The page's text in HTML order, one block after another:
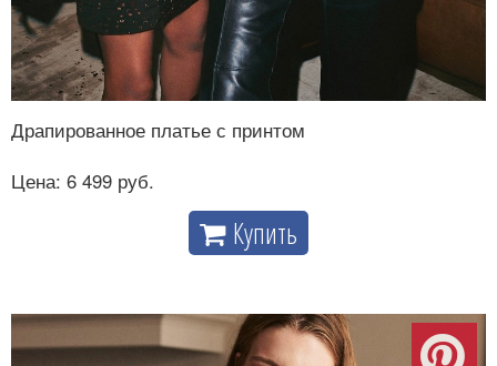
Драпированное платье с принтом
Цена: 6 499 руб.
Купить